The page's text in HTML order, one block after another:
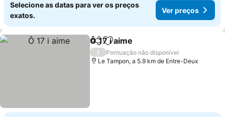
Selecione as datas para ver os preços
exatos.
Ver preços
PartilharAdicionar aos favoritos
Ô 17 i aime
/
Pontuação não disponível
Le Tampon, a 5.9 km de Entre-Deux